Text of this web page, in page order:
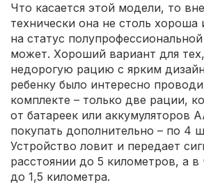
Что касается этой модели, то
технически она не столь хороша
на статус
может. Хороший вариант для
недорогую рацию с ярким
ребенку было интересно
комплекте – только две рации,
от батареек или аккумуляторов
покупать дополнительно – по 4
Устройство ловит и передает
расстоянии до 5 километров, а в
до 1,5 километра.